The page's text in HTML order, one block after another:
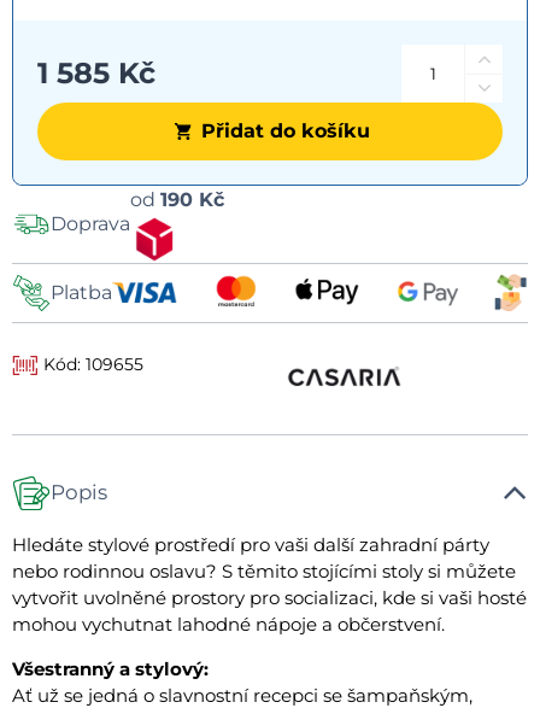
1 585 Kč
Přidat do košíku
Doprava
od 190 Kč
Platba
Kód: 109655
Popis
Hledáte stylové prostředí pro vaši další zahradní párty
nebo rodinnou oslavu? S těmito stojícími stoly si můžete
vytvořit uvolněné prostory pro socializaci, kde si vaši hosté
mohou vychutnat lahodné nápoje a občerstvení.
Všestranný a stylový:
Ať už se jedná o slavnostní recepci se šampaňským,